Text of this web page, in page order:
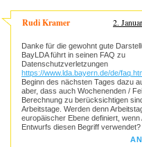
Rudi Kramer 2.
Danke für die gewohnt gute
BayLDA führt in seinen FAQ zu
Datenschutzverletzungen
https://www.lda.bayern.de/de/
Beginn des nächsten Tages dazu
aber, dass auch Wochenenden /
Berechnung zu berücksichtigen
Arbeitstage. Werden denn
europäischer Ebene definiert, wenn
Entwurfs diesen Begriff verwendet?